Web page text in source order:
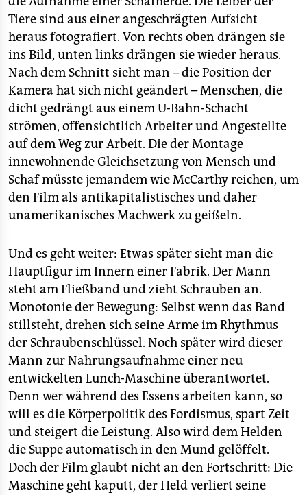
Tiere sind aus einer angeschrägten Aufsicht
heraus fotografiert. Von rechts oben drängen sie
ins Bild, unten links drängen sie wieder heraus.
Nach dem Schnitt sieht man – die Position der
Kamera hat sich nicht geändert – Menschen, die
dicht gedrängt aus einem U-Bahn-Schacht
strömen, offensichtlich Arbeiter und Angestellte
auf dem Weg zur Arbeit. Die der Montage
innewohnende Gleichsetzung von Mensch und
Schaf müsste jemandem wie McCarthy reichen, um
den Film als antikapitalistisches und daher
unamerikanisches Machwerk zu geißeln.
Und es geht weiter: Etwas später sieht man die
Hauptfigur im Innern einer Fabrik. Der Mann
steht am Fließband und zieht Schrauben an.
Monotonie der Bewegung: Selbst wenn das Band
stillsteht, drehen sich seine Arme im Rhythmus
der Schraubenschlüssel. Noch später wird dieser
Mann zur Nahrungsaufnahme einer neu
entwickelten Lunch-Maschine überantwortet.
Denn wer während des Essens arbeiten kann, so
will es die Körperpolitik des Fordismus, spart Zeit
und steigert die Leistung. Also wird dem Helden
die Suppe automatisch in den Mund gelöffelt.
Doch der Film glaubt nicht an den Fortschritt: Die
Maschine geht kaputt, der Held verliert seine